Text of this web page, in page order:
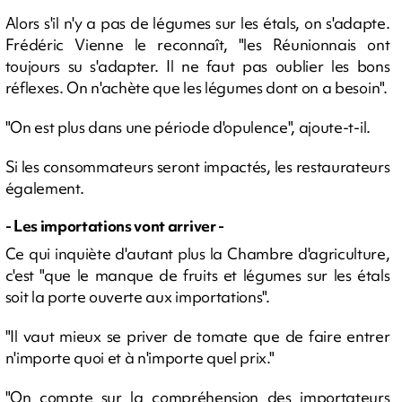
Alors s'il n'y a pas de légumes sur les étals, on s'adapte.
Frédéric Vienne le reconnaît, "les Réunionnais ont
toujours su s'adapter. Il ne faut pas oublier les bons
réflexes. On n'achète que les légumes dont on a besoin".
"On est plus dans une période d'opulence", ajoute-t-il.
Si les consommateurs seront impactés, les restaurateurs
également.
- Les importations vont arriver -
Ce qui inquiète d'autant plus la Chambre d'agriculture,
c'est "que le manque de fruits et légumes sur les étals
soit la porte ouverte aux importations".
"Il vaut mieux se priver de tomate que de faire entrer
n'importe quoi et à n'importe quel prix."
"On compte sur la compréhension des importateurs